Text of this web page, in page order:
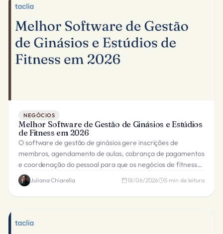
NEGÓCIOS
Melhor Software de Gestão de Ginásios e Estúdios
de Fitness em 2026
O software de gestão de ginásios gere inscrições de
membros, agendamento de aulas, cobrança de pagamentos
e coordenação do pessoal para que os negócios de fitness
funcionem sem problemas e cresçam.
Juliana Chiarella 18/06/2026 5 min de leitura